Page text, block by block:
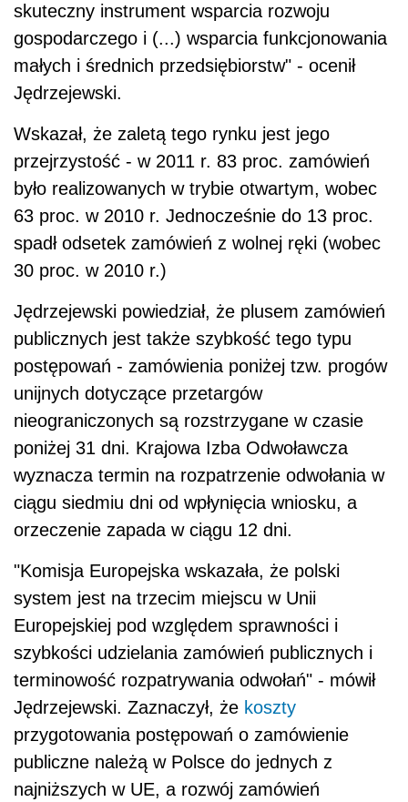
skuteczny instrument wsparcia rozwoju
gospodarczego i (...) wsparcia funkcjonowania
małych i średnich przedsiębiorstw" - ocenił
Jędrzejewski.
Wskazał, że zaletą tego rynku jest jego
przejrzystość - w 2011 r. 83 proc. zamówień
było realizowanych w trybie otwartym, wobec
63 proc. w 2010 r. Jednocześnie do 13 proc.
spadł odsetek zamówień z wolnej ręki (wobec
30 proc. w 2010 r.)
Jędrzejewski powiedział, że plusem zamówień
publicznych jest także szybkość tego typu
postępowań - zamówienia poniżej tzw. progów
unijnych dotyczące przetargów
nieograniczonych są rozstrzygane w czasie
poniżej 31 dni. Krajowa Izba Odwoławcza
wyznacza termin na rozpatrzenie odwołania w
ciągu siedmiu dni od wpłynięcia wniosku, a
orzeczenie zapada w ciągu 12 dni.
"Komisja Europejska wskazała, że polski
system jest na trzecim miejscu w Unii
Europejskiej pod względem sprawności i
szybkości udzielania zamówień publicznych i
terminowość rozpatrywania odwołań" - mówił
Jędrzejewski. Zaznaczył, że koszty
przygotowania postępowań o zamówienie
publiczne należą w Polsce do jednych z
najniższych w UE, a rozwój zamówień